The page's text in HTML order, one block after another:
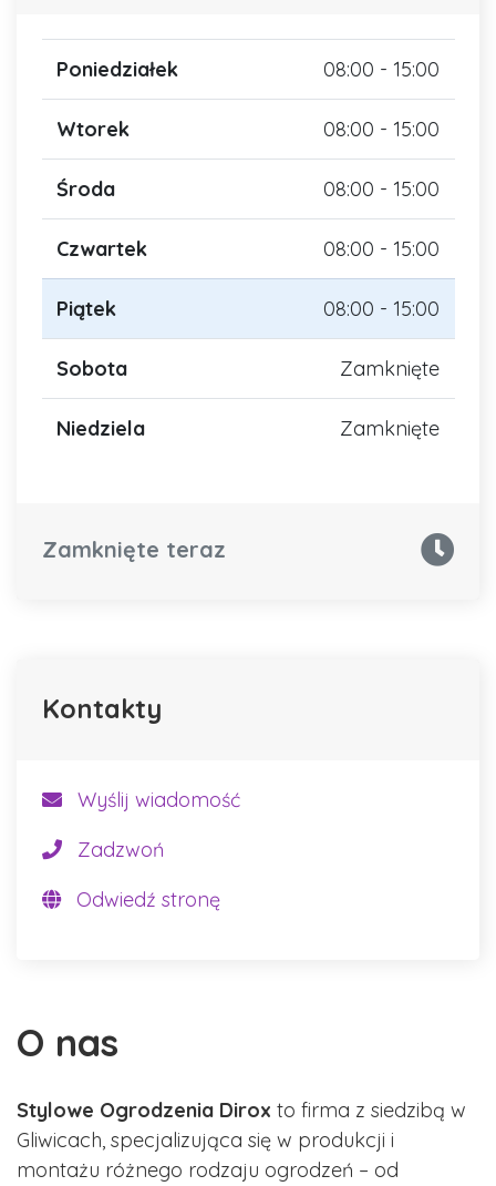
O nas
Stylowe Ogrodzenia Dirox to firma z siedzibą w
Gliwicach, specjalizująca się w produkcji i
montażu różnego rodzaju ogrodzeń – od
Poniedziałek 08:00 - 15:00
Wtorek 08:00 - 15:00
Środa 08:00 - 15:00
Czwartek 08:00 - 15:00
Piątek 08:00 - 15:00
Sobota Zamknięte
Niedziela Zamknięte
Zamknięte teraz
Kontakty
Wyślij wiadomość
Zadzwoń
Odwiedź stronę